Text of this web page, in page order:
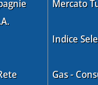
Mercato
Indice
Gas -